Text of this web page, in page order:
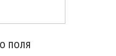
поля